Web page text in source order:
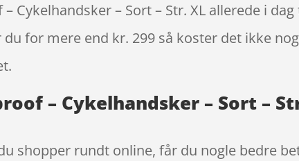
Cykelhandsker – Sort – Str. XL allerede i
for mere end kr. 299 så koster det ikke
– Cykelhandsker – Sort –
shopper rundt online, får du nogle bedre